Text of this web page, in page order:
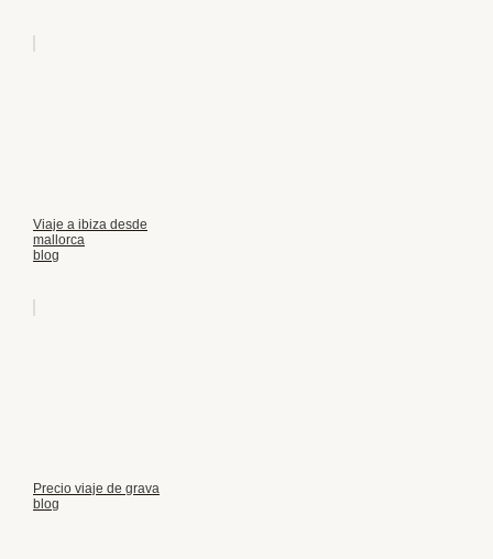
Viaje a ibiza desde
mallorca
blog
Precio viaje de grava
blog